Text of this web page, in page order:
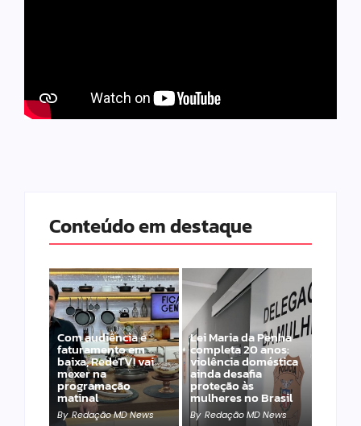
Conteúdo em destaque
Com audiência e
faturamento em
baixa, RedeTV! vai
mexer na
programação
matinal
By Redação MD News
Lei Maria da Penha
completa 20 anos:
violência doméstica
ainda desafia
proteção às
mulheres no Brasil
By Redação MD News